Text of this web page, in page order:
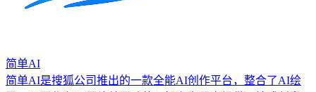
简单AI
简单AI是搜狐公司推出的一款全能AI创作平台，整合了AI绘